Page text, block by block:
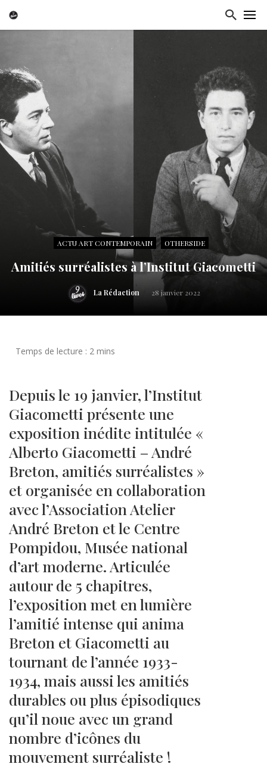
ACTU ART CONTEMPORAIN OTHERSIDE
Amitiés surréalistes à l’Institut Giacometti
La Rédaction 28 janvier 2022
Depuis le 19 janvier, l’Institut
Giacometti présente une
exposition inédite intitulée «
Alberto Giacometti – André
Breton, amitiés surréalistes »
et organisée en collaboration
avec l’Association Atelier
André Breton et le Centre
Pompidou, Musée national
d’art moderne. Articulée
autour de 5 chapitres,
l’exposition met en lumière
l’amitié intense qui anima
Breton et Giacometti au
tournant de l’année 1933-
1934, mais aussi les amitiés
durables ou plus épisodiques
qu’il noue avec un grand
nombre d’icônes du
mouvement surréaliste !